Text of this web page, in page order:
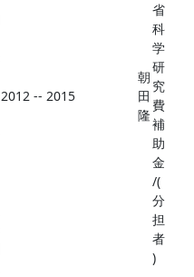
2012 -- 2015
朝
田
隆
省
科
学
研
究
費
補
助
金
/(
分
担
者
)